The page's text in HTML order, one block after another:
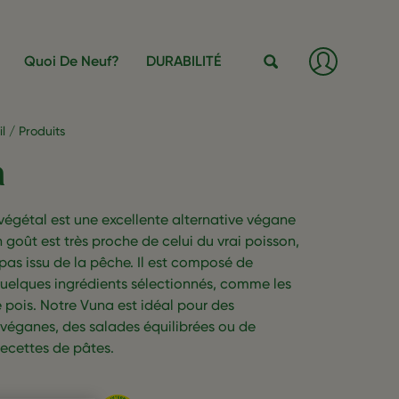
Quoi De Neuf?
DURABILITÉ
Rechercher
est une excellente alternative végane
goût est très proche de celui du vrai poisson,
issu de la pêche. Il est composé de
ingrédients sélectionnés, comme les
pois. Notre Vuna est idéal pour des
des salades équilibrées ou de
de pâtes.
Produits